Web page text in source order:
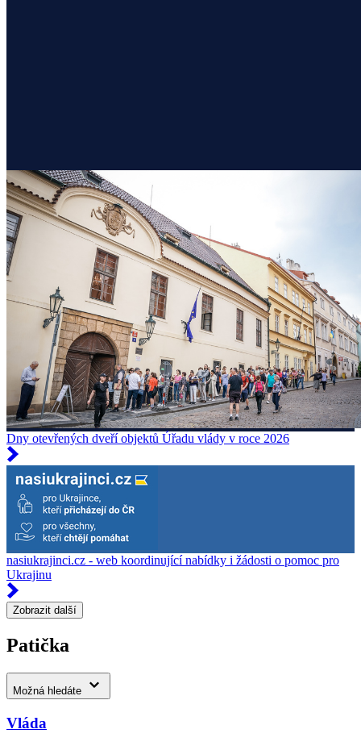
Dny otevřených dveří objektů Úřadu vlády v roce 2026
nasiukrajinci.cz - web koordinující nabídky i žádosti o pomoc pro
Ukrajinu
Zobrazit další
Patička
Možná hledáte
Vláda